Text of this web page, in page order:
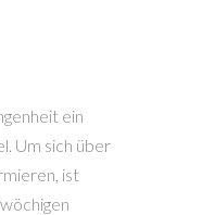
ein
Um sich über
ist